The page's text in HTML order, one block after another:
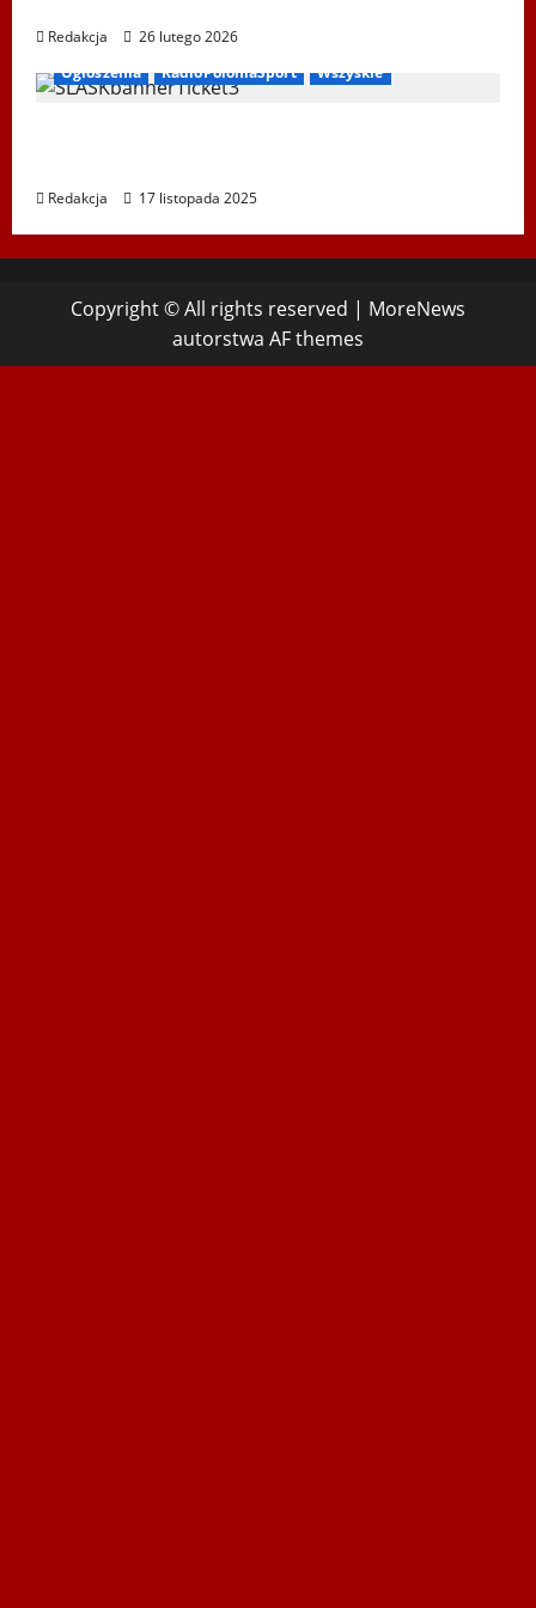
Redakcja
26 lutego 2026
Ogłoszenia
RadioPoloniaSport Wszyskie
Redakcja 17 listopada 2025
Copyright © All rights reserved | MoreNews
autorstwa AF themes